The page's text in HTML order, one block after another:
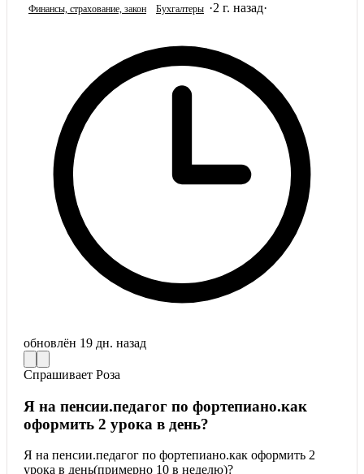
Финансы, страхование, закон Бухгалтеры ·2 г. назад·
обновлён 19 дн. назад
Спрашивает Роза
Я на пенсии.педагог по фортепиано.как
оформить 2 урока в день?
Я на пенсии.педагог по фортепиано.как оформить 2
урока в день(примерно 10 в неделю)?